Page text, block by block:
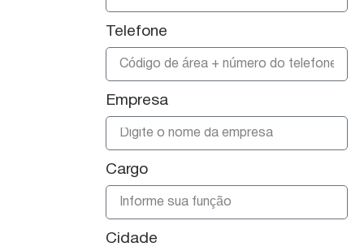
Telefone
Empresa
Cargo
Cidade